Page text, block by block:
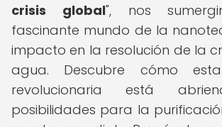
crisis global", nos
fascinante mundo de la
impacto en la resolución de la
agua. Descubre cómo
revolucionaria está
posibilidades para la